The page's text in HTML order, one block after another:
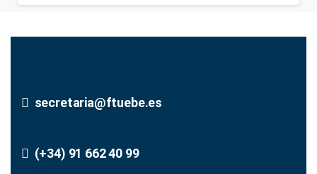
secretaria@ftuebe.es
(+34) 91 662 40 99